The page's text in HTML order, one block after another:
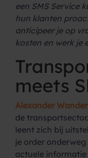
een SMS Service
hun klanten
anticipeer je op
kosten en werk je
meets
Alexander
de
leent zich bij
je order
actuele